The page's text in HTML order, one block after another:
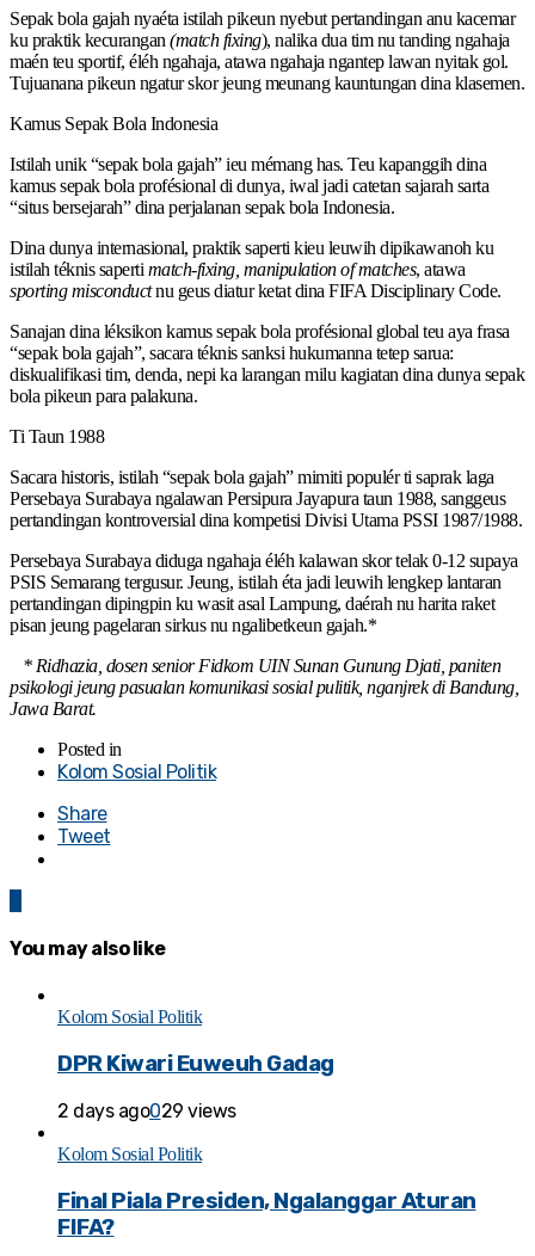
Sepak bola gajah nyaéta istilah pikeun nyebut pertandingan anu kacemar
ku praktik kecurangan (match fixing), nalika dua tim nu tanding ngahaja
maén teu sportif, éléh ngahaja, atawa ngahaja ngantep lawan nyitak gol.
Tujuanana pikeun ngatur skor jeung meunang kauntungan dina klasemen.
Kamus Sepak Bola Indonesia
Istilah unik “sepak bola gajah” ieu mémang has. Teu kapanggih dina
kamus sepak bola profésional di dunya, iwal jadi catetan sajarah sarta
“situs bersejarah” dina perjalanan sepak bola Indonesia.
Dina dunya internasional, praktik saperti kieu leuwih dipikawanoh ku
istilah téknis saperti match-fixing, manipulation of matches, atawa
sporting misconductnu geus diatur ketat dina FIFA Disciplinary Code.
Sanajan dina léksikon kamus sepak bola profésional global teu aya frasa
“sepak bola gajah”, sacara téknis sanksi hukumanna tetep sarua:
diskualifikasi tim, denda, nepi ka larangan milu kagiatan dina dunya sepak
bola pikeun para palakuna.
Ti Taun 1988
Sacara historis, istilah “sepak bola gajah” mimiti populér ti saprak laga
Persebaya Surabaya ngalawan Persipura Jayapura taun 1988, sanggeus
pertandingan kontroversial dina kompetisi Divisi Utama PSSI 1987/1988.
Persebaya Surabaya diduga ngahaja éléh kalawan skor telak 0-12 supaya
PSIS Semarang tergusur. Jeung, istilah éta jadi leuwih lengkep lantaran
pertandingan dipingpin ku wasit asal Lampung, daérah nu harita raket
pisan jeung pagelaran sirkus nu ngalibetkeun gajah.*
* Ridhazia, dosen senior Fidkom UIN Sunan Gunung Djati, paniten
psikologi jeung pasualan komunikasi sosial pulitik, nganjrek di Bandung,
Jawa Barat.
Posted in
Kolom Sosial Politik
Share
Tweet
You may also like
Kolom Sosial Politik
DPR Kiwari Euweuh Gadag
2 days ago029 views
Kolom Sosial Politik
Final Piala Presiden, Ngalanggar Aturan
FIFA?